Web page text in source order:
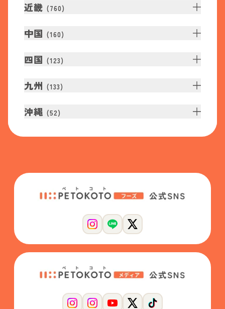
近畿 (760)
中国 (160)
四国 (123)
九州 (133)
沖縄 (52)